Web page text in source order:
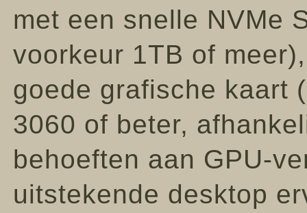
met een snelle NVMe
voorkeur 1TB of
goede grafische kaart
3060 of beter,
behoeften aan GPU-
uitstekende desktop